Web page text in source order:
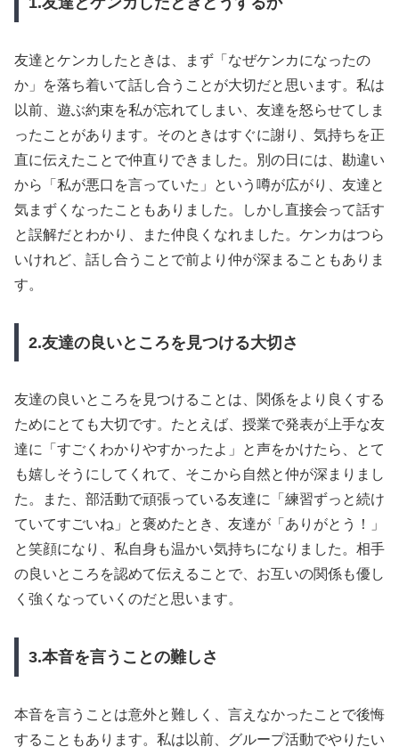
友達とケンカしたときは、まず「なぜケンカになったの
か」を落ち着いて話し合うことが大切だと思います。私は
以前、遊ぶ約束を私が忘れてしまい、友達を怒らせてしま
ったことがあります。そのときはすぐに謝り、気持ちを正
直に伝えたことで仲直りできました。別の日には、勘違い
から「私が悪口を言っていた」という噂が広がり、友達と
気まずくなったこともありました。しかし直接会って話す
と誤解だとわかり、また仲良くなれました。ケンカはつら
いけれど、話し合うことで前より仲が深まることもありま
す。
2.友達の良いところを見つける大切さ
友達の良いところを見つけることは、関係をより良くする
ためにとても大切です。たとえば、授業で発表が上手な友
達に「すごくわかりやすかったよ」と声をかけたら、とて
も嬉しそうにしてくれて、そこから自然と仲が深まりまし
た。また、部活動で頑張っている友達に「練習ずっと続け
ていてすごいね」と褒めたとき、友達が「ありがとう！」
と笑顔になり、私自身も温かい気持ちになりました。相手
の良いところを認めて伝えることで、お互いの関係も優し
く強くなっていくのだと思います。
3.本音を言うことの難しさ
本音を言うことは意外と難しく、言えなかったことで後悔
することもあります。私は以前、グループ活動でやりたい